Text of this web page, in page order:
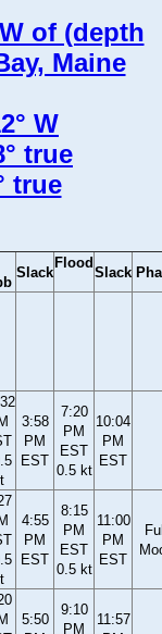
of (depth
Maine
W
true
true
Slack
Flood
Slack
3:58
PM
EST
7:20
PM
EST
0.5 kt
10:04
PM
EST
4:55
PM
EST
8:15
PM
EST
0.5 kt
11:00
PM
EST
5:50
9:10
PM
11:57